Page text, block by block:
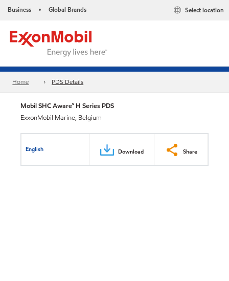
Business • Global Brands Select location
Home PDS Details
Mobil SHC Aware™ H Series PDS
ExxonMobil Marine, Belgium
English Download Share